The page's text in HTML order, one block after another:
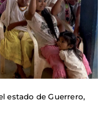
estado de Guerrero,